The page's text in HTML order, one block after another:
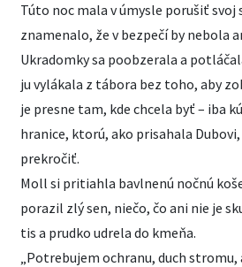
Túto noc mala v úmysle porušiť svoj
znamenalo, že v bezpečí by nebola
Ukradomky sa poobzerala a
ju vylákala z tábora bez toho, aby
je presne tam, kde chcela byť – iba
hranice, ktorú, ako prisahala
prekročiť.
Moll si pritiahla bavlnenú nočnú
porazil zlý sen, niečo, čo ani nie je
tis a prudko udrela do kmeňa.
„Potrebujem ochranu, duch stromu,